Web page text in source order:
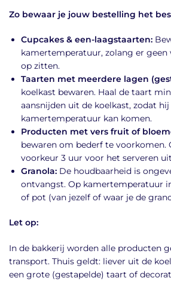
Zo bewaar je jouw bestelling het
Cupcakes & een-laagstaarten:
kamertemperatuur, zolang er
op zitten.
Taarten met meerdere lagen
koelkast bewaren. Haal de taart
aansnijden uit de koelkast, zodat
kamertemperatuur kan komen.
Producten met vers fruit of
bewaren om bederf te voorkomen.
voorkeur 3 uur voor het serveren
Granola: De houdbaarheid is
ontvangst. Op kamertemperatuur
of pot (van jezelf of waar je de
Let op:
In de bakkerij worden alle producten
transport. Thuis geldt: liever uit de
een grote (gestapelde) taart of